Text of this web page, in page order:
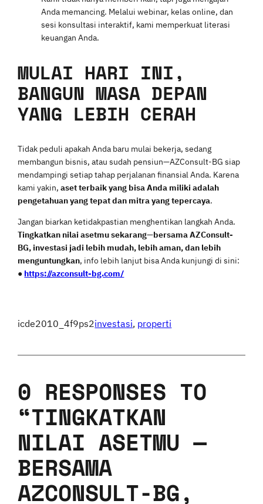
Anda memancing. Melalui webinar, kelas online, dan
sesi konsultasi interaktif, kami memperkuat literasi
keuangan Anda.
MULAI HARI INI,
BANGUN MASA DEPAN
YANG LEBIH CERAH
Tidak peduli apakah Anda baru mulai bekerja, sedang
membangun bisnis, atau sudah pensiun—AZConsult-BG siap
mendampingi setiap tahap perjalanan finansial Anda. Karena
kami yakin,aset terbaik yang bisa Anda miliki adalah
pengetahuan yang tepat dan mitra yang tepercaya.
Jangan biarkan ketidakpastian menghentikan langkah Anda.
Tingkatkan nilai asetmu sekarang—bersama AZConsult-
BG, investasi jadi lebih mudah, lebih aman, dan lebih
menguntungkan, info lebih lanjut bisa Anda kunjungi di sini:
● https://azconsult-bg.com/
icde2010_4f9ps2investasi, properti
0 RESPONSES TO
“TINGKATKAN
NILAI ASETMU —
BERSAMA
AZCONSULT-BG,